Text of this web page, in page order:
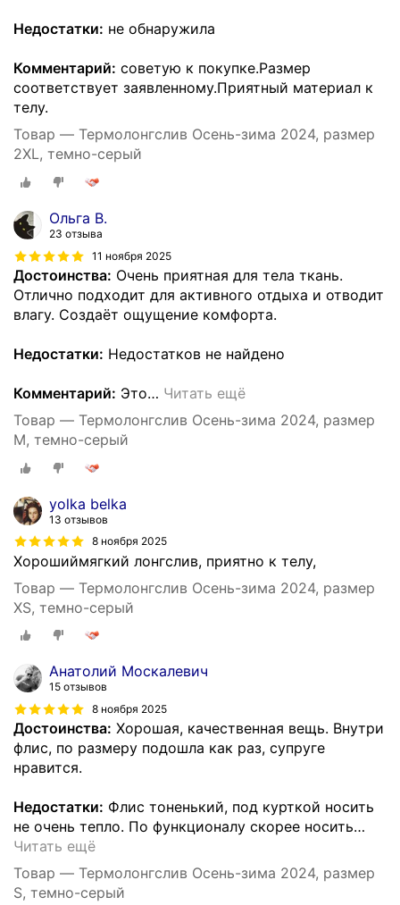
Недостатки: не обнаружила
Комментарий: советую к покупке.Размер
соответствует заявленному.Приятный материал к
телу.
Товар — Термолонгслив Осень-зима 2024, размер
2XL, темно-серый
Ольга В.
23 отзыва
11 ноября 2025
Достоинства: Очень приятная для тела ткань.
Отлично подходит для активного отдыха и отводит
влагу. Создаёт ощущение комфорта.
Недостатки: Недостатков не найдено
Комментарий: Это… Читать ещё
Товар — Термолонгслив Осень-зима 2024, размер
M, темно-серый
yolka belka
13 отзывов
8 ноября 2025
Хорошиймягкий лонгслив, приятно к телу,
Товар — Термолонгслив Осень-зима 2024, размер
XS, темно-серый
Анатолий Москалевич
15 отзывов
8 ноября 2025
Достоинства: Хорошая, качественная вещь. Внутри
флис, по размеру подошла как раз, супруге
нравится.
Недостатки: Флис тоненький, под курткой носить
не очень тепло. По функционалу скорее носить…
Читать ещё
Товар — Термолонгслив Осень-зима 2024, размер
S, темно-серый